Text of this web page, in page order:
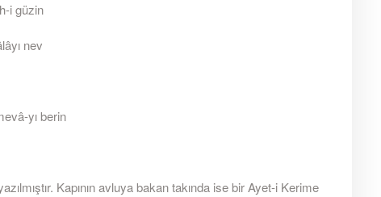
i güzin
nev
yı berin
Kapının avluya bakan takında ise bir Ayet-i Kerime